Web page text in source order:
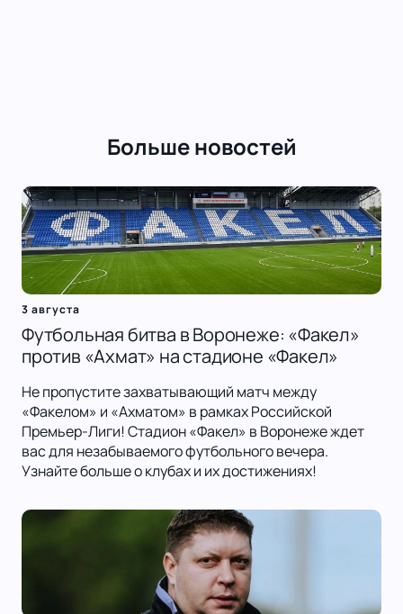
Больше новостей
3 августа
Футбольная битва в Воронеже: «Факел»
против «Ахмат» на стадионе «Факел»
Не пропустите захватывающий матч между
«Факелом» и «Ахматом» в рамках Российской
Премьер-Лиги! Стадион «Факел» в Воронеже ждет
вас для незабываемого футбольного вечера.
Узнайте больше о клубах и их достижениях!